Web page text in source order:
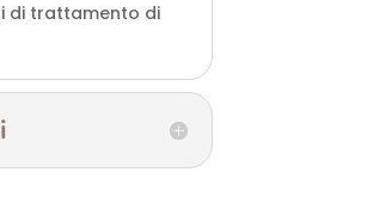
di trattamento di